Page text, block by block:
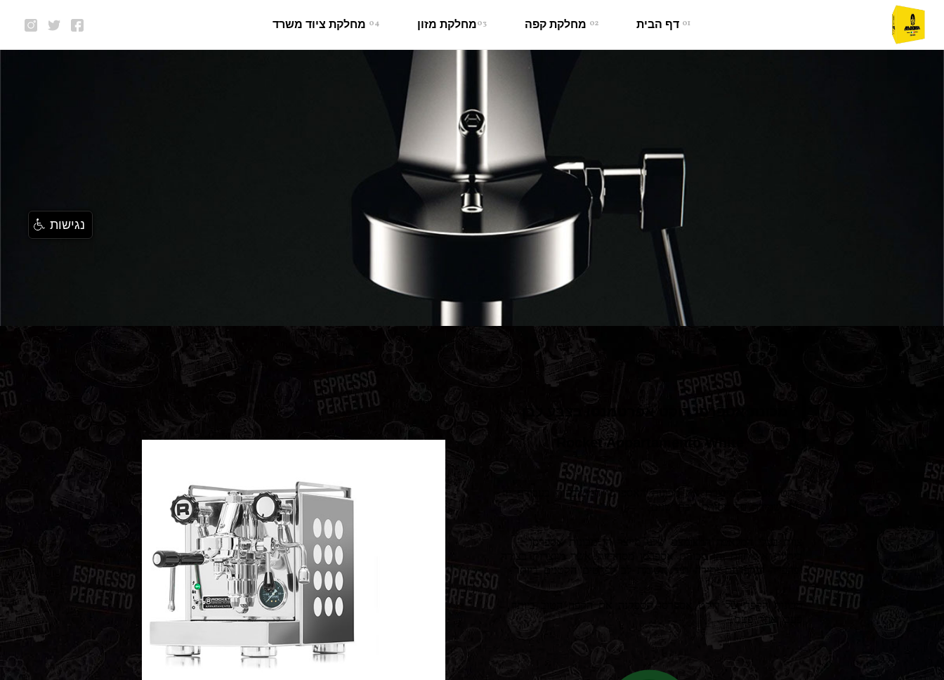
01 דף הבית 02 מחלקת קפה 03מחלקת מזון 04 מחלקת ציוד משרד
מכונת אספרסו רוקט אפרטמנטו בצבע לבן -
Rocket Appartamento White
רוקט אספרסו מייצרת את מכונות האספרסו המשובחות בעבודת יד
תוך שמירה על מסורת רבת שנים.
צוות בעלי המלאכה המצומצם שלנו מייצר הן מכונות אספרסו
ביתיות איכותיות והן מכונות אספרסו מסחריות אשר מיוצרות בצורה
יפהפייה ובקפדנות יתירה תוך תשומת לב לפרטים הקטנים ביותר.
מכונות הקפה של רוקט אספרסו תספקנה את הקפה הטוב ביותר,
פעם אחר פעם.
נגישות